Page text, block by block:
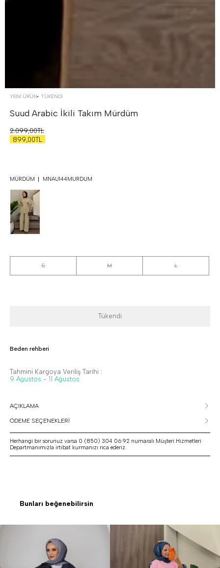
YENİ ÜRÜN TÜKENDI
Suud Arabic İkili Takım Mürdüm
2.099,00TL
899,00TL
MÜRDÜM MNAU144MURDUM
S M L
Tükendi
Beden rehberi
Tahmini Kargoya Veriliş Tarihi :
9 Ağustos - 11 Ağustos
AÇIKLAMA
ÖDEME SEÇENEKLERİ
Herhangi bir sorunuz varsa 0 (850) 304 06 92 numaralı Müşteri Hizmetleri
Departmanımızla irtibat kurmanızı rica ederiz.
Bunları beğenebilirsin